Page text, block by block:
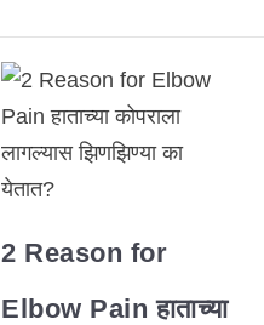
2 Reason for
Elbow Pain हाताच्या